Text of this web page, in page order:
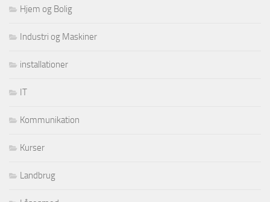
Hjem og Bolig
Industri og Maskiner
installationer
IT
Kommunikation
Kurser
Landbrug